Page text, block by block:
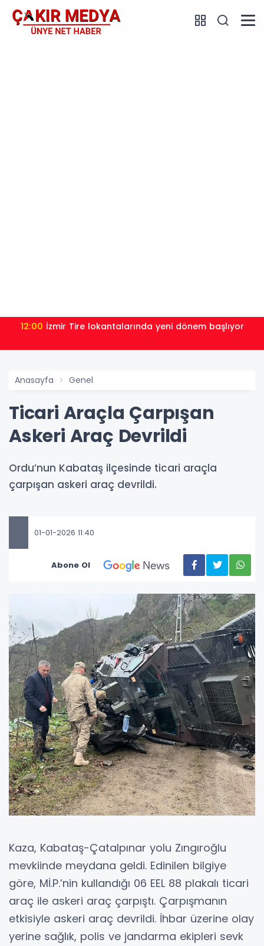
12:00 İzmir Tire lokantalarında yeni dönem başlıyor
Anasayfa Genel
Ticari Araçla Çarpışan
Askeri Araç Devrildi
Ordu’nun Kabataş ilçesinde ticari araçla
çarpışan askeri araç devrildi.
01-01-2026 11:40
Abone Ol
Kaza, Kabataş-Çatalpınar yolu Zıngıroğlu
mevkiinde meydana geldi. Edinilen bilgiye
göre, Mİ.P.’nin kullandığı 06 EEL 88 plakalı ticari
araç ile askeri araç çarpıştı. Çarpışmanın
etkisiyle askeri araç devrildi. İhbar üzerine olay
yerine sağlık, polis ve jandarma ekipleri sevk